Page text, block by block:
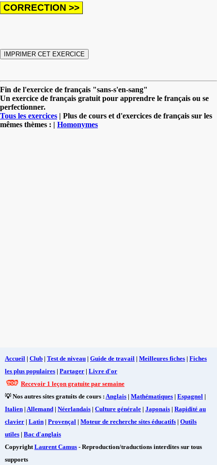
Fin de l'exercice de français "sans-s'en-sang"
Un exercice de français gratuit pour apprendre le français ou se
perfectionner.
Tous les exercices | Plus de cours et d'exercices de français sur les
mêmes thèmes : | Homonymes
Accueil | Club | Test de niveau | Guide de travail | Meilleures fiches | Fiches
les plus populaires | Partager | Livre d'or
Recevoir 1 leçon gratuite par semaine
💡 Nos autres sites gratuits de cours : Anglais | Mathématiques | Espagnol |
Italien | Allemand | Néerlandais | Culture générale | Japonais | Rapidité au
clavier | Latin | Provençal | Moteur de recherche sites éducatifs | Outils
utiles | Bac d'anglais
Copyright Laurent Camus - Reproduction/traductions interdites sur tous
supports